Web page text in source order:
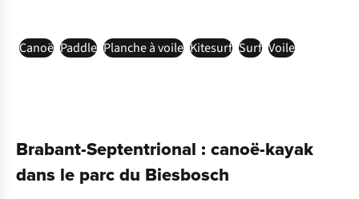
Canoë Paddle Planche à voile Kitesurf Surf Voile
Brabant-Septentrional : canoë-kayak
dans le parc du Biesbosch